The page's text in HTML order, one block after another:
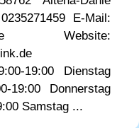
E-Mail:
Website:
19:00 Dienstag
19:00 Donnerstag
Samstag ...